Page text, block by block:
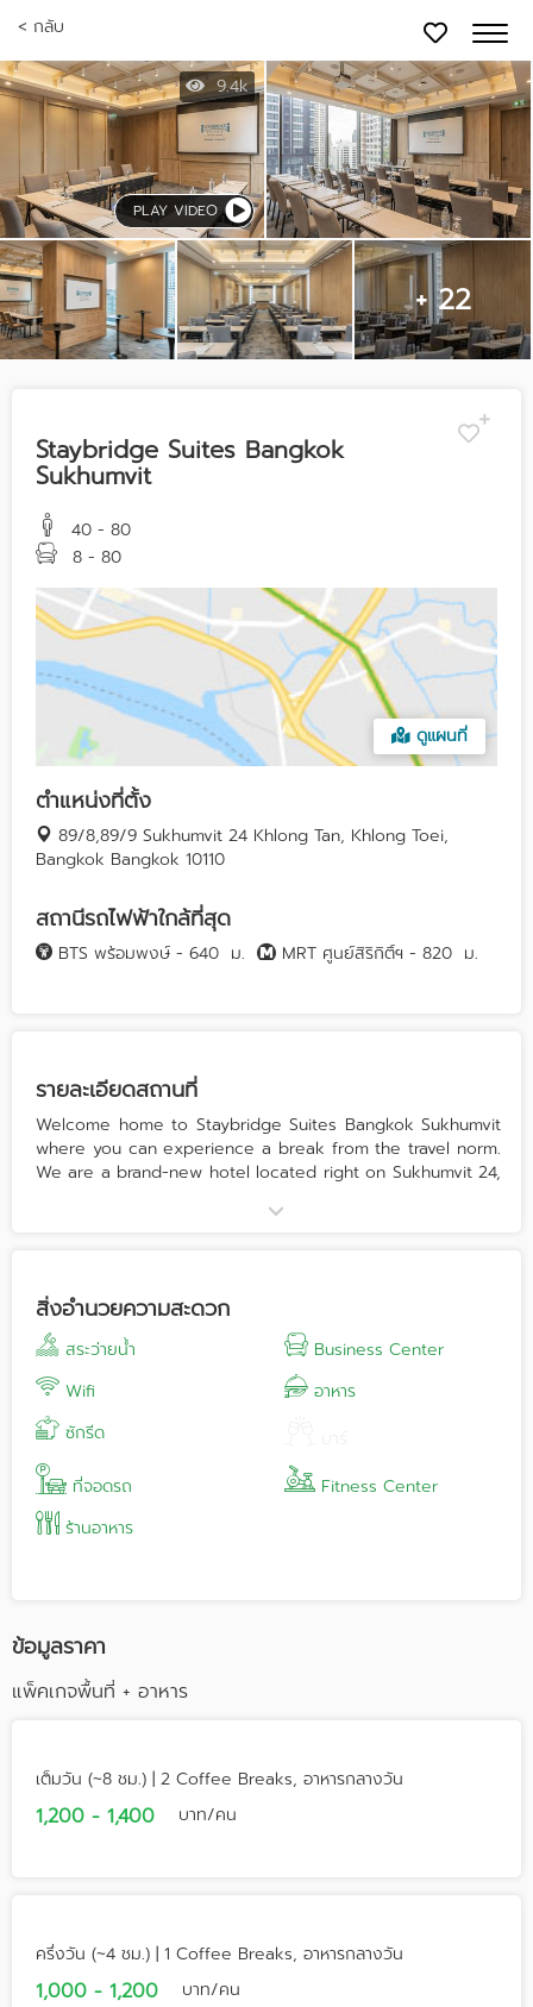
< กลับ
PLAY VIDEO
9.4k
+ 22
Staybridge Suites Bangkok
Sukhumvit
40 - 80
8 - 80
ดูแผนที่
ตำแหน่งที่ตั้ง
89/8,89/9 Sukhumvit 24 Khlong Tan, Khlong Toei,
Bangkok Bangkok 10110
สถานีรถไฟฟ้าใกล้ที่สุด
BTS พร้อมพงษ์ - 640 ม. MRT ศูนย์สิริกิติ์ฯ - 820 ม.
รายละเอียดสถานที่
Welcome home to Staybridge Suites Bangkok Sukhumvit
where you can experience a break from the travel norm.
We are a brand-new hotel located right on Sukhumvit 24,
known malls like Emquartier, Emporium, newly opened
Our meeting rooms have pleasant decor and enough of
natural light to accommodate any celebration or
occasion. The conference space on the roof provides a
great outlook and lofty ceilings. It's a location for original
gatherings and private events.
สิ่งอำนวยความสะดวก
สระว่ายน้ำ
Business Center
Wifi
อาหาร
ซักรีด
ที่จอดรถ
Fitness Center
ร้านอาหาร
ข้อมูลราคา
แพ็คเกจพื้นที่ + อาหาร
เต็มวัน (~8 ชม.) | 2 Coffee Breaks, อาหารกลางวัน
1,200 - 1,400 บาท/คน
ครึ่งวัน (~4 ชม.) | 1 Coffee Breaks, อาหารกลางวัน
1,000 - 1,200 บาท/คน